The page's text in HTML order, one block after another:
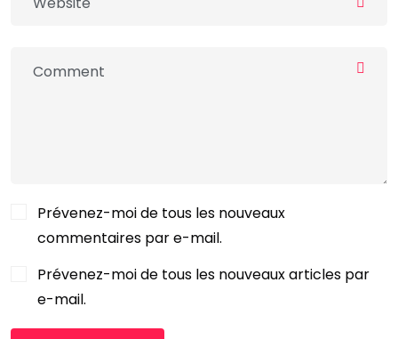
Prévenez-moi de tous les nouveaux
commentaires par e-mail.
Prévenez-moi de tous les nouveaux articles par
e-mail.